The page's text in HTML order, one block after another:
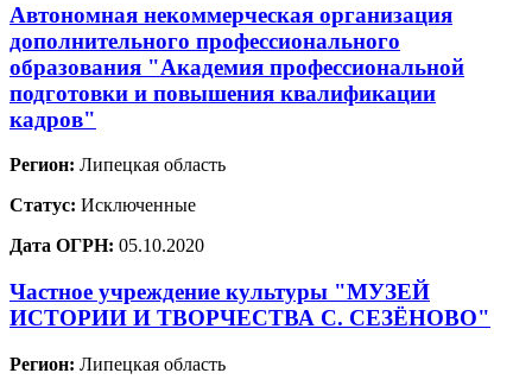
Автономная некоммерческая организация
дополнительного профессионального
образования "Академия профессиональной
подготовки и повышения квалификации
кадров"
Регион: Липецкая область
Статус: Исключенные
Дата ОГРН: 05.10.2020
Частное учреждение культуры "МУЗЕЙ
ИСТОРИИ И ТВОРЧЕСТВА С. СЕЗЁНОВО"
Регион: Липецкая область